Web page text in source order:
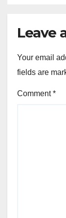
Leave
Your email
fields are
Comment*